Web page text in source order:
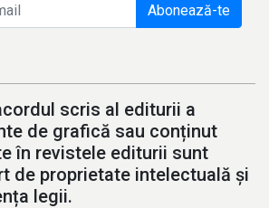
Abonează-te
scris al editurii a
de grafică sau conținut
în revistele editurii sunt
de proprietate intelectuală și
legii.